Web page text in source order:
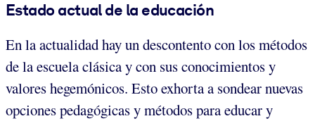
Estado actual de la educación
En la actualidad hay un descontento con los métodos
de la escuela clásica y con sus conocimientos y
valores hegemónicos. Esto exhorta a sondear nuevas
opciones pedagógicas y métodos para educar y